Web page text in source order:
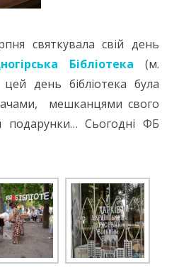
святкувала свій день
Бібліотека
(м.
день бібліотека була
мешканцями свого
подарунки… Сьогодні ФБ